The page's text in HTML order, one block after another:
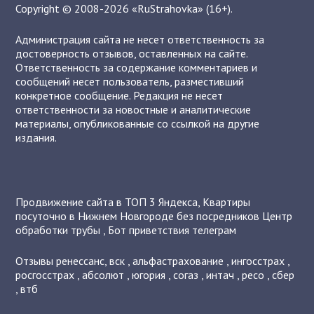
Copyright © 2008-2026 «RuStrahovka» (16+).
Администрация сайта не несет ответственность за
достоверность отзывов, оставленных на сайте.
Ответственность за содержание комментариев и
сообщений несет пользователь, разместивший
конкретное сообщение. Редакция не несет
ответственности за новостные и аналитические
материалы, опубликованные со ссылкой на другие
издания.
Продвижение сайта в ТОП 3 Яндекса, Квартиры
посуточно в Нижнем Новгороде без посредников Центр
обработки трубы , Бот приветствия телеграм
Отзывыренессанс,вск ,альфастрахование ,ингосстрах ,
росгосстрах ,абсолют ,югория ,согаз ,интач ,ресо ,сбер
,втб